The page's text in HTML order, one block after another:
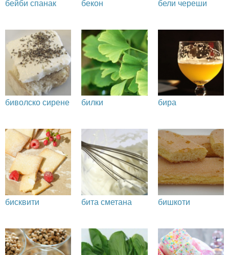
бейби спанак бекон бели череши
биволско сирене билки бира
бисквити бита сметана бишкоти